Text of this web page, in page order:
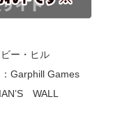
ー・ヒル
Garphill Games
WALL